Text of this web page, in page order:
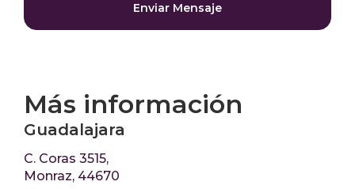
Enviar Mensaje
Más información
Guadalajara
C. Coras 3515,
Monraz, 44670